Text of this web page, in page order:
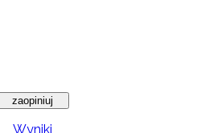
Wyniki